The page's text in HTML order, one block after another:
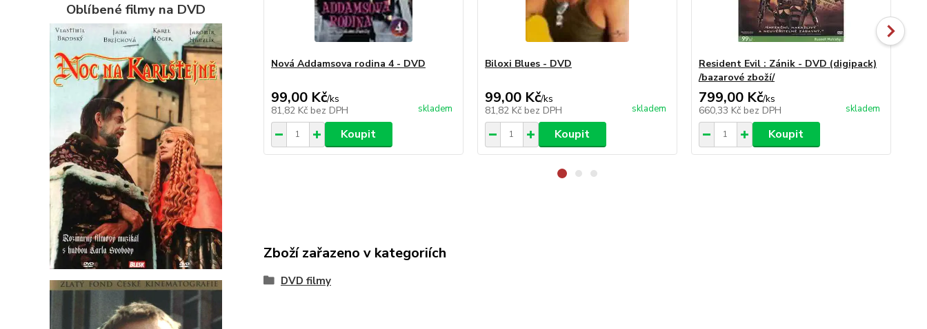
Oblíbené filmy na DVD
Nová Addamsova rodina 4 - DVD
99,00 Kč/ks
81,82 Kč bez DPH skladem
Koupit
Biloxi Blues - DVD
99,00 Kč/ks
81,82 Kč bez DPH skladem
Koupit
Resident Evil : Zánik - DVD (digipack)
/bazarové zboží/
799,00 Kč/ks
660,33 Kč bez DPH skladem
Koupit
Zboží zařazeno v kategoriích
DVD filmy